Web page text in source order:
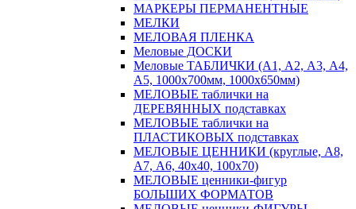
МАРКЕРЫ ПЕРМАНЕНТНЫЕ
МЕЛКИ
МЕЛОВАЯ ПЛЕНКА
Меловые ДОСКИ
Меловые ТАБЛИЧКИ (А1, А2, А3, А4,
А5, 1000х700мм, 1000х650мм)
МЕЛОВЫЕ таблички на
ДЕРЕВЯННЫХ подставках
МЕЛОВЫЕ таблички на
ПЛАСТИКОВЫХ подставках
МЕЛОВЫЕ ЦЕННИКИ (круглые, А8,
А7, А6, 40х40, 100х70)
МЕЛОВЫЕ ценники-фигур
БОЛЬШИХ ФОРМАТОВ